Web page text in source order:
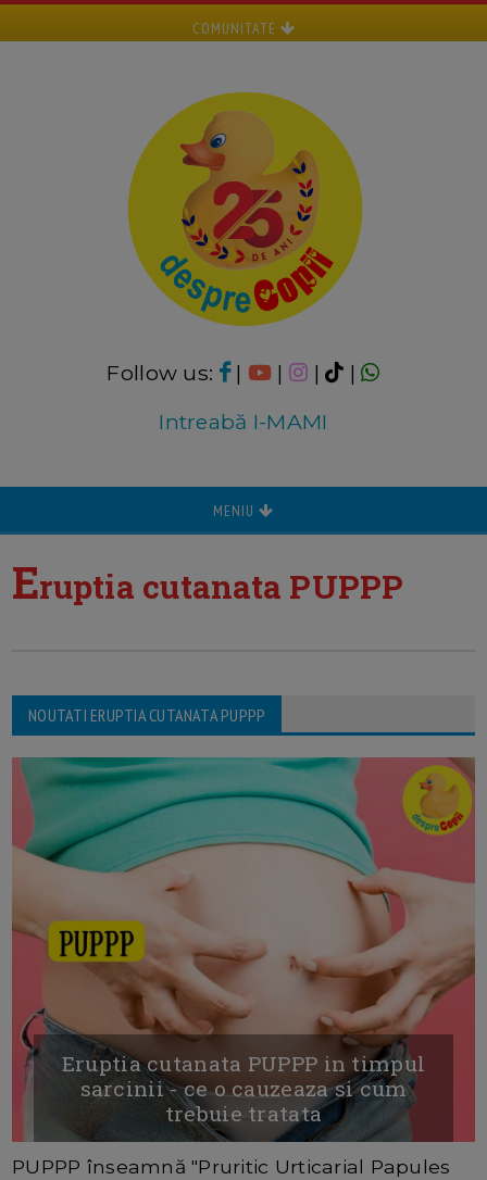
COMUNITATE
Follow us: | | |
|
Intreabă I-MAMI
MENIU
Eruptia cutanata PUPPP
NOUTATI ERUPTIA CUTANATA PUPPP
Eruptia cutanata PUPPP in timpul
sarcinii - ce o cauzeaza si cum
trebuie tratata
PUPPP înseamnă "Pruritic Urticarial Papules